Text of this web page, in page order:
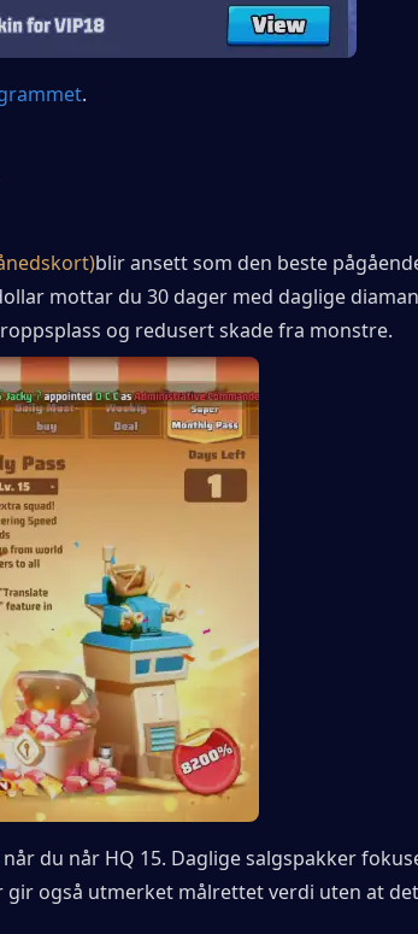
.
blir ansett som den beste
mottar du 30 dager med daglige
og redusert skade fra monstre.
du når HQ 15. Daglige salgspakker
også utmerket målrettet verdi uten at det